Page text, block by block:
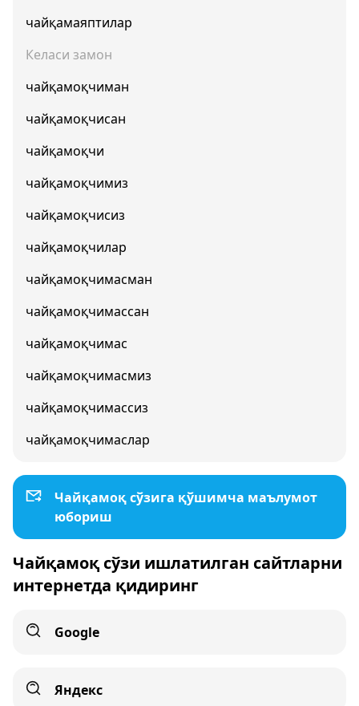
чайқамаяптилар
Келаси замон
чайқамоқчиман
чайқамоқчисан
чайқамоқчи
чайқамоқчимиз
чайқамоқчисиз
чайқамоқчилар
чайқамоқчимасман
чайқамоқчимассан
чайқамоқчимас
чайқамоқчимасмиз
чайқамоқчимассиз
чайқамоқчимаслар
Чайқамоқ сўзига қўшимча маълумот
юбориш
Чайқамоқ сўзи ишлатилган сайтларни
интернетда қидиринг
Google
Яндекс